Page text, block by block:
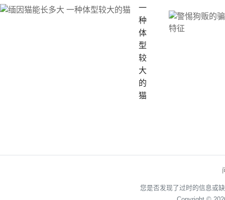
一
种
体
型
较
大
的
猫
您是否发现了过时的信息或